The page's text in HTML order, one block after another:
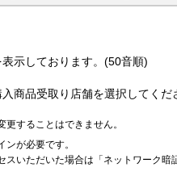
示しております。(50音順)
商品受取り店舗を選択してくだ
更することはできません。
ンが必要です。
スいただいた場合は「ネットワーク